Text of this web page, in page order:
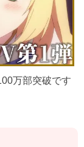
万部突破です